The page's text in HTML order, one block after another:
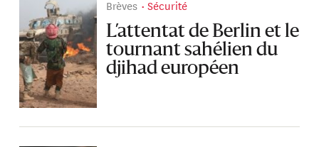
Brèves Sécurité
L’attentat de Berlin et le
tournant sahélien du
djihad européen